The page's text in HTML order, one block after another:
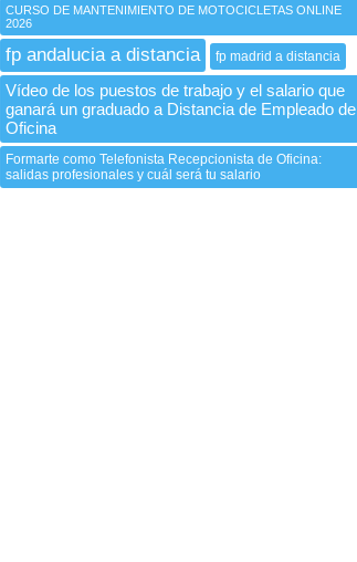
CURSO DE MANTENIMIENTO DE MOTOCICLETAS ONLINE
2026
fp andalucia a distancia fp madrid a distancia
Vídeo de los puestos de trabajo y el salario que
ganará un graduado a Distancia de Empleado de
Oficina
Formarte como Telefonista Recepcionista de Oficina:
salidas profesionales y cuál será tu salario